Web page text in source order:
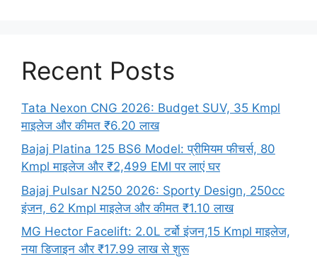
Recent Posts
Tata Nexon CNG 2026: Budget SUV, 35 Kmpl
माइलेज और कीमत ₹6.20 लाख
Bajaj Platina 125 BS6 Model: प्रीमियम फीचर्स, 80
Kmpl माइलेज और ₹2,499 EMI पर लाएं घर
Bajaj Pulsar N250 2026: Sporty Design, 250cc
इंजन, 62 Kmpl माइलेज और कीमत ₹1.10 लाख
MG Hector Facelift: 2.0L टर्बो इंजन,15 Kmpl माइलेज,
नया डिजाइन और ₹17.99 लाख से शुरू